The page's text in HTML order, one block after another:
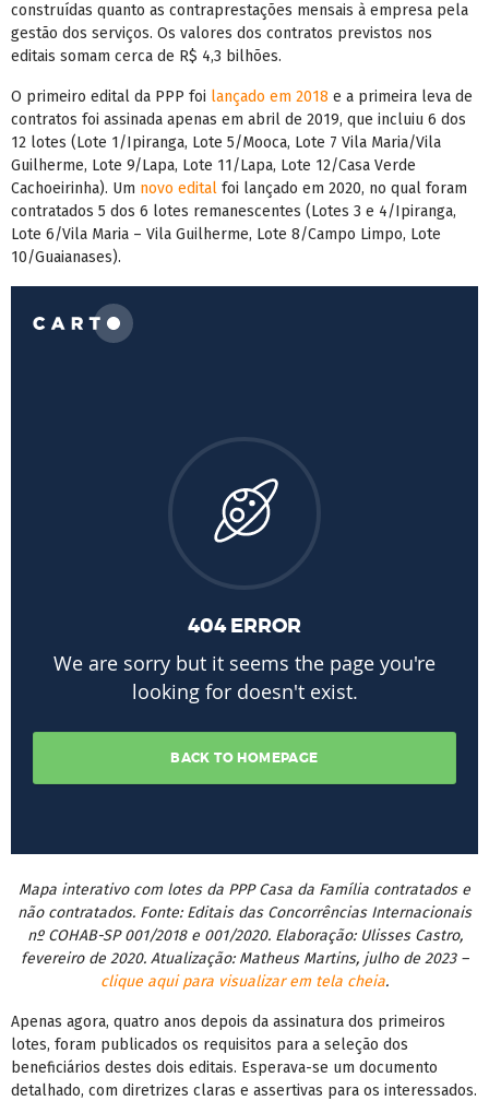
construídas quanto as contraprestações mensais à empresa pela
gestão dos serviços. Os valores dos contratos previstos nos
editais somam cerca de R$ 4,3 bilhões.
O primeiro edital da PPP foi lançado em 2018 e a primeira leva de
contratos foi assinada apenas em abril de 2019, que incluiu 6 dos
12 lotes (Lote 1/Ipiranga, Lote 5/Mooca, Lote 7 Vila Maria/Vila
Guilherme, Lote 9/Lapa, Lote 11/Lapa, Lote 12/Casa Verde
Cachoeirinha). Um novo edital foi lançado em 2020, no qual foram
contratados 5 dos 6 lotes remanescentes (Lotes 3 e 4/Ipiranga,
Lote 6/Vila Maria – Vila Guilherme, Lote 8/Campo Limpo, Lote
10/Guaianases).
Mapa interativo com lotes da PPP Casa da Família contratados e
não contratados. Fonte: Editais das Concorrências Internacionais
nº COHAB-SP 001/2018 e 001/2020. Elaboração: Ulisses Castro,
fevereiro de 2020. Atualização: Matheus Martins, julho de 2023 –
clique aqui para visualizar em tela cheia.
Apenas agora, quatro anos depois da assinatura dos primeiros
lotes, foram publicados os requisitos para a seleção dos
beneficiários destes dois editais. Esperava-se um documento
detalhado, com diretrizes claras e assertivas para os interessados.